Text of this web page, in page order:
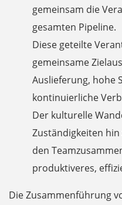
gemeinsam die
gesamten Pipeline.
Diese geteilte
gemeinsame
Auslieferung, hohe
kontinuierliche
Der kulturelle
Zuständigkeiten
den
produktiveres,
Die Zusammenführung